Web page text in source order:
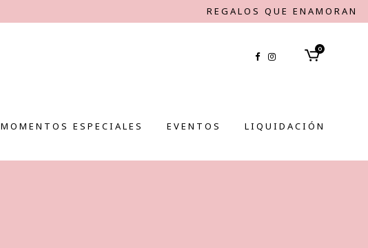
REGALOS QUE ENAMORAN
0
MOMENTOS ESPECIALES EVENTOS LIQUIDACIÓN